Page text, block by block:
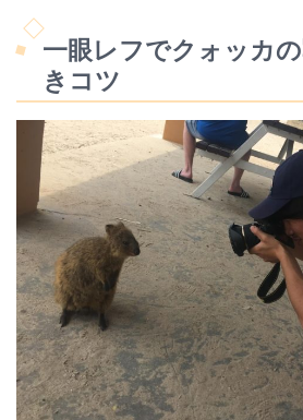
一眼レフでクォッカ
きコツ